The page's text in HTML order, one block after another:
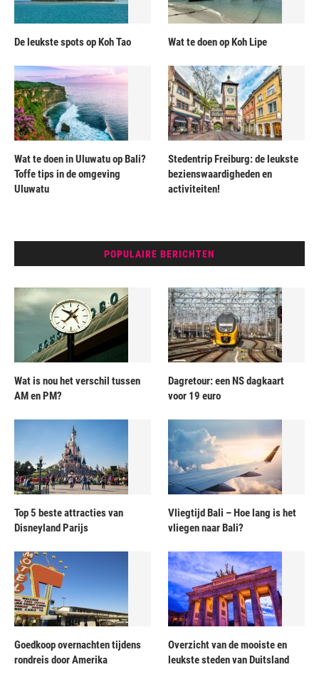
De leukste spots op Koh Tao Wat te doen op Koh Lipe
Wat te doen in Uluwatu op Bali?
Toffe tips in de omgeving
Uluwatu
Stedentrip Freiburg: de leukste
bezienswaardigheden en
activiteiten!
POPULAIRE BERICHTEN
Wat is nou het verschil tussen
AM en PM?
Dagretour: een NS dagkaart
voor 19 euro
Top 5 beste attracties van
Disneyland Parijs
Vliegtijd Bali – Hoe lang is het
vliegen naar Bali?
Goedkoop overnachten tijdens
rondreis door Amerika
Overzicht van de mooiste en
leukste steden van Duitsland